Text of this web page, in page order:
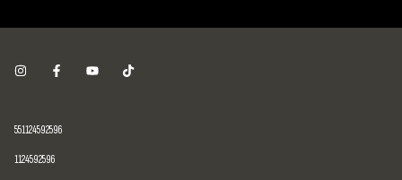
551124592596
1124592596